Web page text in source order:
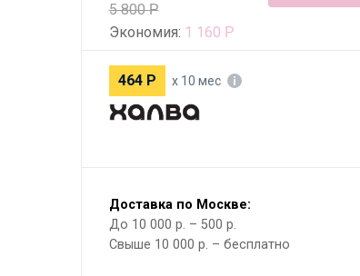
5 800Р
Экономия: 1 160 Р
464 Р х 10 мес
Доставка по Москве:
До 10 000 р. – 500 р.
Свыше 10 000 р. – бесплатно